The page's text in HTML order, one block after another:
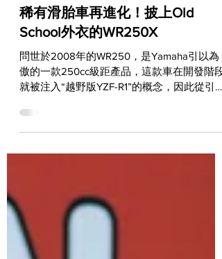
CUSTOM BIKE
稀有滑胎車再進化！披上Old
School外衣的WR250X
問世於2008年的WR250，是Yamaha引以為
傲的一款250cc級距產品，這款車在開發階段
準。在台灣，WR250也曾經被少量引進過，
雖然當年掛牌上路的數量非常稀少，不過還是